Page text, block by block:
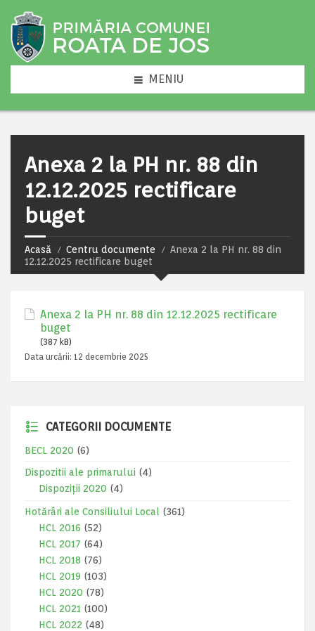
MENIU
Anexa 2 la PH nr. 88 din
12.12.2025 rectificare
buget
Acasă Centru documente
Anexa 2 la PH nr. 88 din
12.12.2025 rectificare buget
Anexa 2 la PH nr. 88 din 12.12.2025 rectificare
buget
(387 kB)
Data urcării: 12 decembrie 2025
CATEGORII DOCUMENTE
BECL 2020 (6)
Dispozitii ale primarului (4)
Dispoziții 2020 (4)
Hotărâri ale Consiliului Local
(361)
HCL 2016 (52)
HCL 2017 (64)
HCL 2018 (76)
HCL 2019 (103)
HCL 2020 (78)
HCL 2021 (100)
HCL 2022 (48)